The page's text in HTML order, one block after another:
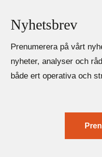
Nyhetsbrev
Prenumerera på vårt
nyheter, analyser och
både ert operativa och